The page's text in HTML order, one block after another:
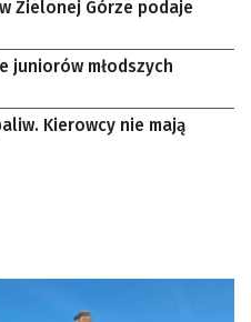
Zielonej Górze podaje
juniorów młodszych
Kierowcy nie mają